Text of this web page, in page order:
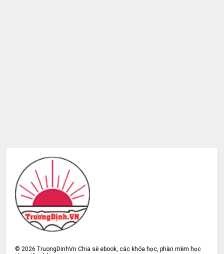
© 2026 TruongDinhVn Chia sẽ ebook, các khóa học, phần mềm học